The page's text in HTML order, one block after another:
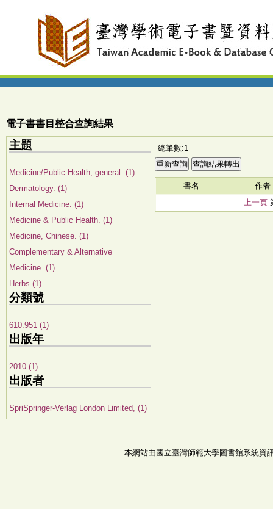
電子書書目整合查詢結果
主題
Medicine/Public Health, general. (1)
Dermatology. (1)
Internal Medicine. (1)
Medicine & Public Health. (1)
Medicine, Chinese. (1)
Complementary & Alternative
Medicine. (1)
Herbs (1)
分類號
610.951 (1)
出版年
2010 (1)
出版者
SpriSpringer-Verlag London Limited, (1)
總筆數:1
書名
作者
上一頁
本網站由國立臺灣師範大學圖書館系統資